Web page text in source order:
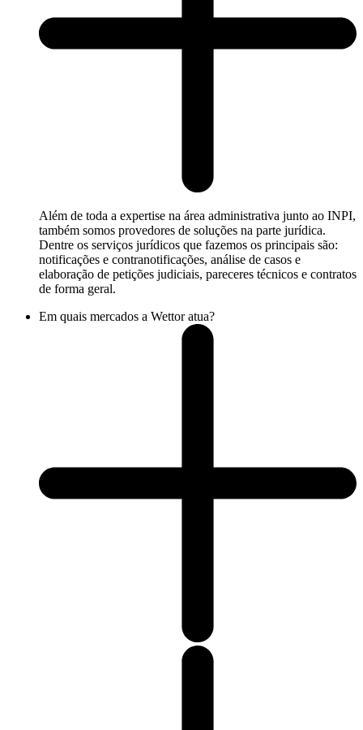
Além de toda a expertise na área administrativa junto ao INPI,
também somos provedores de soluções na parte jurídica.
Dentre os serviços jurídicos que fazemos os principais são:
notificações e contranotificações, análise de casos e
elaboração de petições judiciais, pareceres técnicos e contratos
de forma geral.
Em quais mercados a Wettor atua?